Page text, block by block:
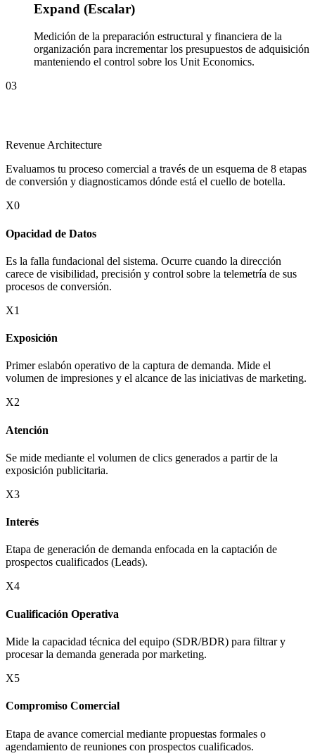
Expand (Escalar)
Medición de la preparación estructural y financiera de la
organización para incrementar los presupuestos de adquisición
manteniendo el control sobre los Unit Economics.
03
Revenue Architecture
Evaluamos tu proceso comercial a través de un esquema de 8 etapas
de conversión y diagnosticamos dónde está el cuello de botella.
X0
Opacidad de Datos
Es la falla fundacional del sistema. Ocurre cuando la dirección
carece de visibilidad, precisión y control sobre la telemetría de sus
procesos de conversión.
X1
Exposición
Primer eslabón operativo de la captura de demanda. Mide el
volumen de impresiones y el alcance de las iniciativas de marketing.
X2
Atención
Se mide mediante el volumen de clics generados a partir de la
exposición publicitaria.
X3
Interés
Etapa de generación de demanda enfocada en la captación de
prospectos cualificados (Leads).
X4
Cualificación Operativa
Mide la capacidad técnica del equipo (SDR/BDR) para filtrar y
procesar la demanda generada por marketing.
X5
Compromiso Comercial
Etapa de avance comercial mediante propuestas formales o
agendamiento de reuniones con prospectos cualificados.